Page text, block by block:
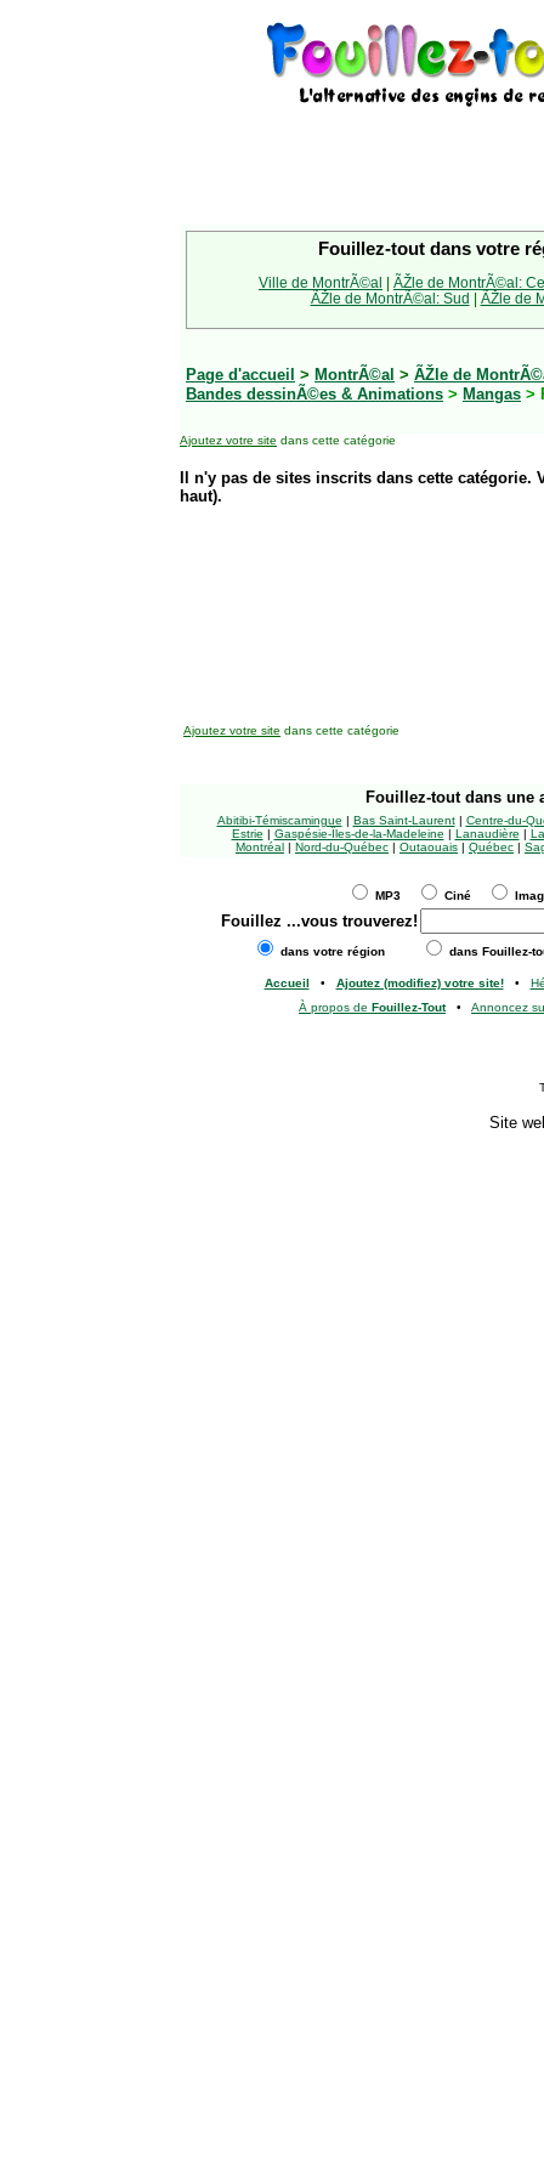
Fouillez-tout dans votre
Ville de MontrÃ©al | ÃŽle de MontrÃ©al:
ÃŽle de MontrÃ©al: Sud | ÃŽle de
Page d'accueil > MontrÃ©al > ÃŽle de
Bandes dessinÃ©es & Animations > Mangas >
Ajoutez votre site dans cette catégorie
Il n'y pas de sites inscrits dans cette
haut).
Ajoutez votre site dans cette catégorie
Fouillez-tout dans une
Abitibi-Témiscamingue | Bas Saint-Laurent| Centre-du-
Estrie | Gaspésie-Îles-de-la-Madeleine | Lanaudière |
Montréal | Nord-du-Québec | Outaouais | Québec |
MP3 Ciné
Fouillez ...vous trouverez!
dans votre région dans Fouillez-
Accueil • Ajoutez (modifiez) votre site!•
À propos de Fouillez-Tout• Annoncez
Site